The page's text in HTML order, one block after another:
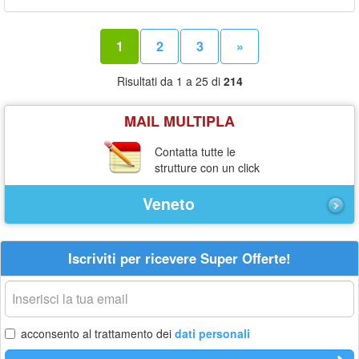
1 2 3 »
Risultati da 1 a 25 di 214
MAIL MULTIPLA
Contatta tutte le
strutture con un click
Veneto
Iscriviti per ricevere Super Offerte!
La
tua
email
acconsento al trattamento dei dati personali